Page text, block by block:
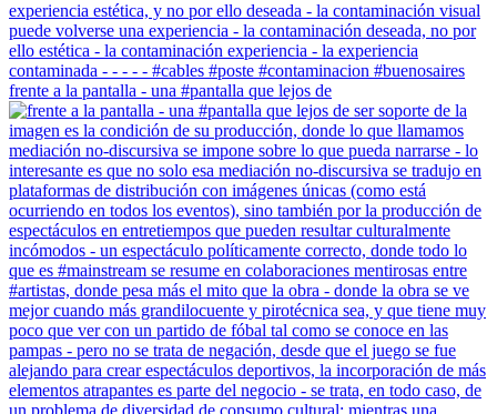
frente a la pantalla - una #pantalla que lejos de